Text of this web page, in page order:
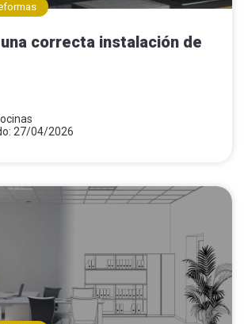
correcta instalación de
27/04/2026